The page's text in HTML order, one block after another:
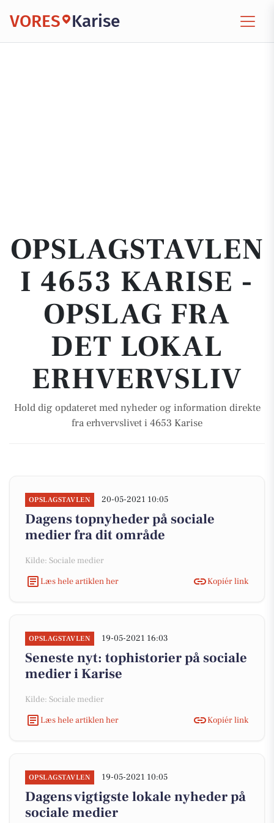
VORES Karise
OPSLAGSTAVLEN
I 4653 KARISE -
OPSLAG FRA
DET LOKAL
ERHVERVSLIV
Hold dig opdateret med nyheder og information direkte
fra erhvervslivet i 4653 Karise
OPSLAGSTAVLEN 20-05-2021 10:05
Dagens topnyheder på sociale
medier fra dit område
Kilde: Sociale medier
Læs hele artiklen her
Kopiér link
OPSLAGSTAVLEN 19-05-2021 16:03
Seneste nyt: tophistorier på sociale
medier i Karise
Kilde: Sociale medier
Læs hele artiklen her
Kopiér link
OPSLAGSTAVLEN 19-05-2021 10:05
Dagens vigtigste lokale nyheder på
sociale medier